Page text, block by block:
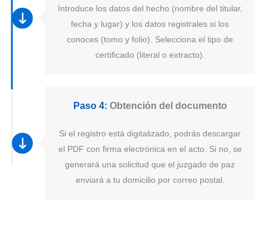
Introduce los datos del hecho (nombre del titular,
fecha y lugar) y los datos registrales si los
conoces (tomo y folio). Selecciona el tipo de
certificado (literal o extracto).
Paso 4: Obtención del documento
Si el registro está digitalizado, podrás descargar
el PDF con firma electrónica en el acto. Si no, se
generará una solicitud que el juzgado de paz
enviará a tu domicilio por correo postal.